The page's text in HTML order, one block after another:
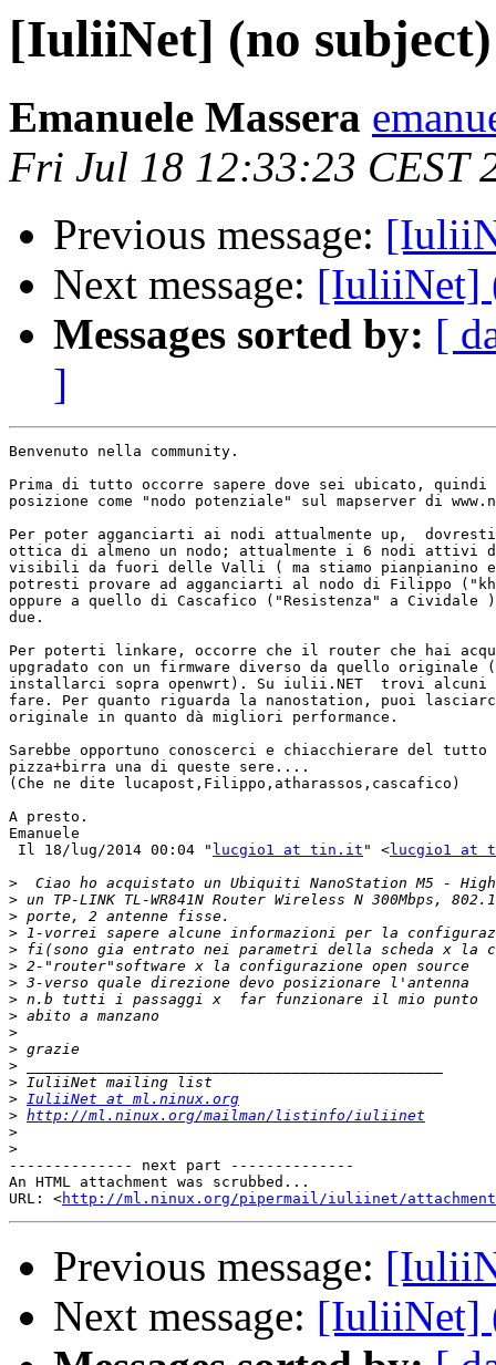
[IuliiNet] (no subject)
Emanuele Massera
Fri Jul 18 12:33:23 CEST
Previous message:
Next message: [IuliiNet]
Messages sorted by: [
]
Benvenuto nella community.
Prima di tutto occorre sapere dove sei ubicato,
posizione come "nodo potenziale" sul mapserver di
Per poter agganciarti ai nodi attualmente up,
ottica di almeno un nodo; attualmente i 6 nodi attivi
visibili da fuori delle Valli ( ma stiamo pianpianino
potresti provare ad agganciarti al nodo di Filippo
oppure a quello di Cascafico ("Resistenza" a
due.
Per poterti linkare, occorre che il router che hai
upgradato con un firmware diverso da quello
installarci sopra openwrt). Su iulii.NET  trovi alcuni
fare. Per quanto riguarda la nanostation, puoi
originale in quanto dà migliori performance.
Sarebbe opportuno conoscerci e chiacchierare del
pizza+birra una di queste sere....
(Che ne dite lucapost,Filippo,atharassos,cascafico)
A presto.
Emanuele
Il 18/lug/2014 00:04 " lucgio1 at tin.it " <lucgio1 at
>
>
>
>
>
>
>
>
>
>
>
>
>
> IuliiNet at ml.ninux.org
> http://ml.ninux.org/mailman/listinfo/iuliinet
>
>
-------------- next part --------------
An HTML attachment was scrubbed...
URL: <http://ml.ninux.org/pipermail/iuliinet/attachments/
Previous message:
Next message: [IuliiNet]